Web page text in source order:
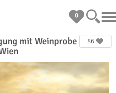
0
mit Weinprobe
86